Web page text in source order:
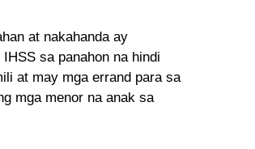
at nakahanda ay
sa panahon na hindi
at may mga errand para sa
mga menor na anak sa